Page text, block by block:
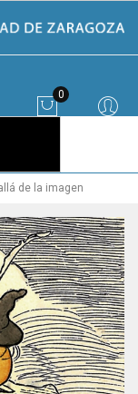
0
de la imagen